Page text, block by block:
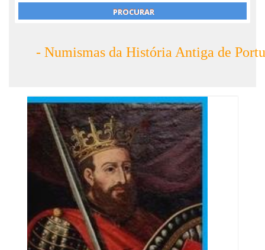
- Numismas da História Antiga de